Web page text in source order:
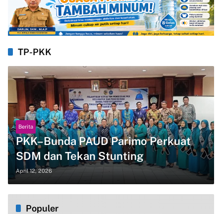
TP-PKK
Berita
PKK–Bunda PAUD Parimo Perkuat
SDM dan Tekan Stunting
April 12, 2026
Populer